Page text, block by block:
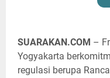
SUARAKAN.COM –
Yogyakarta
regulasi berupa